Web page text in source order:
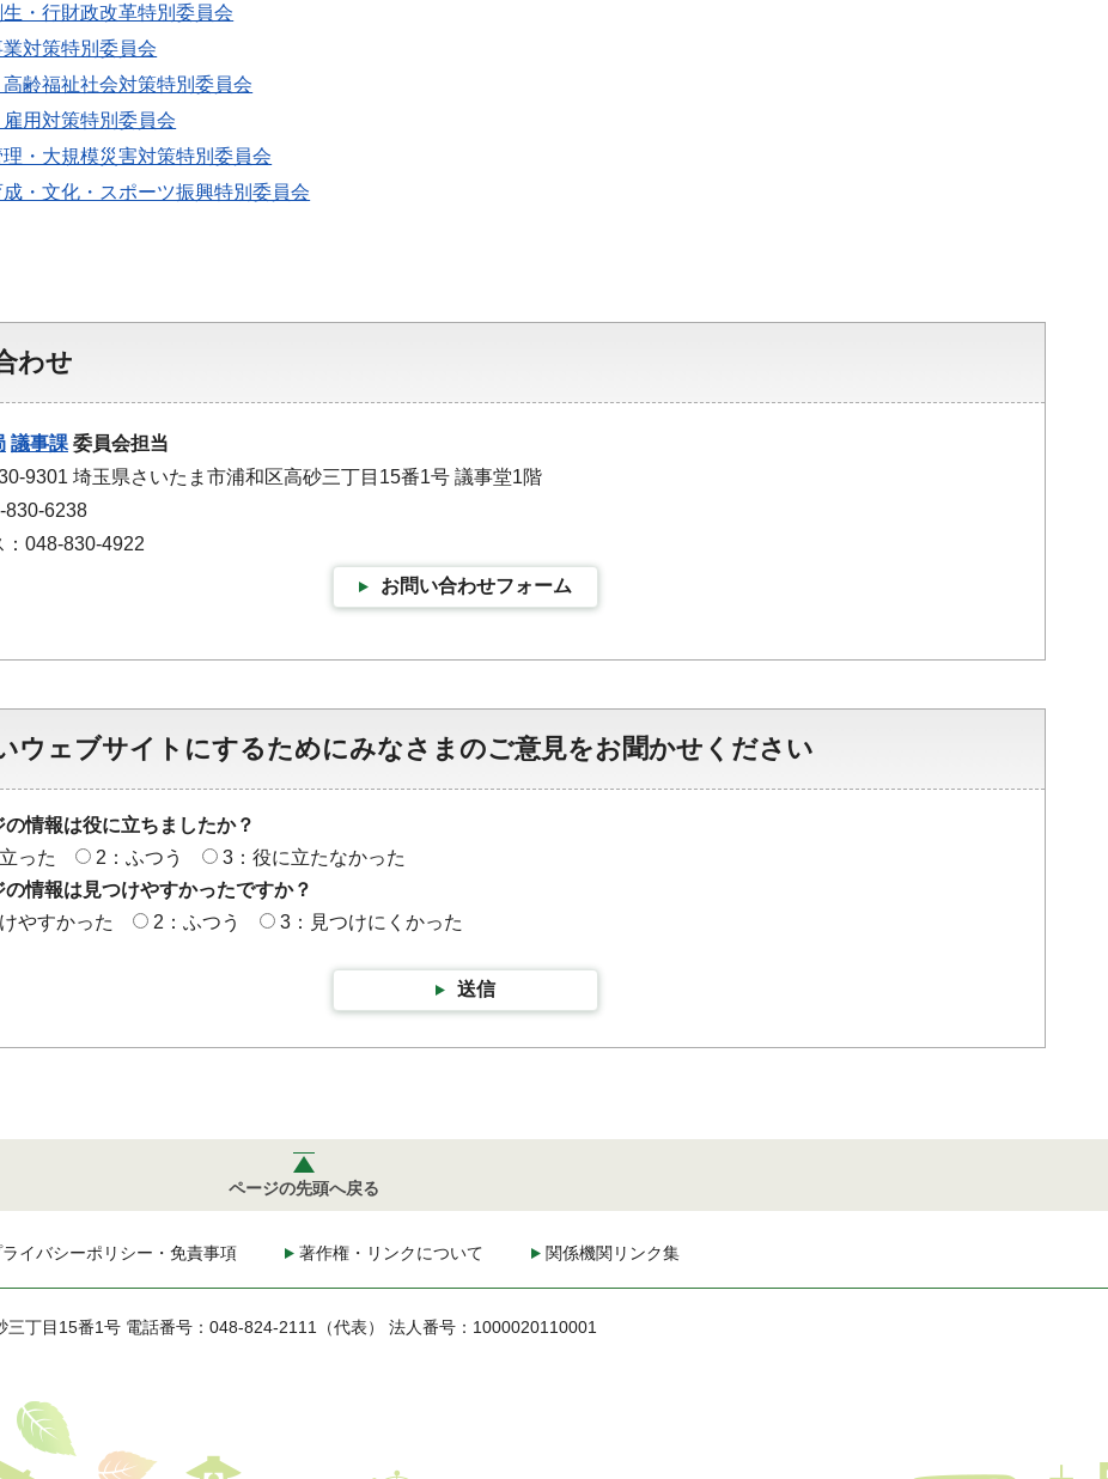
・行財政改革特別委員会
対策特別委員会
高齢福祉社会対策特別委員会
用対策特別委員会
・大規模災害対策特別委員会
成・文化・スポーツ振興特別委員会
わせ
議事課 委員会担当
9301 埼玉県さいたま市浦和区高砂三丁目15番1号 議事堂1階
830-6238
：048-830-4922
お問い合わせフォーム
ウェブサイトにするためにみなさまのご意見をお聞かせください
の情報は役に立ちましたか？
った
2：ふつう
3：役に立たなかった
の情報は見つけやすかったですか？
やすかった
2：ふつう 3：見つけにくかった
送信
ページの先頭へ戻る
ライバシーポリシー・免責事項 著作権・リンクについて 関係機関リンク集
三丁目15番1号 電話番号：048-824-2111（代表） 法人番号：1000020110001